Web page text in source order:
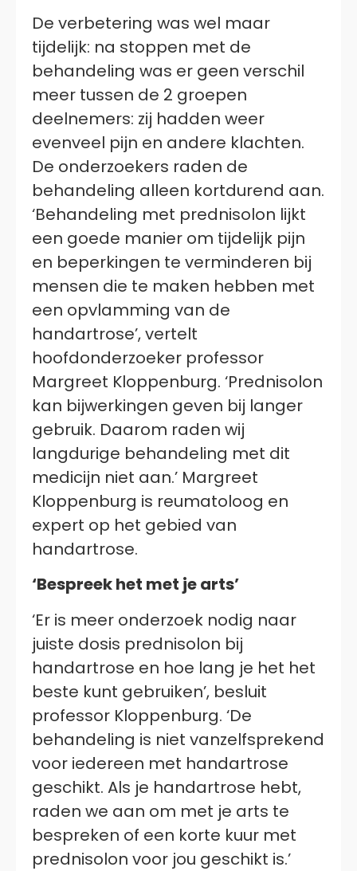
De verbetering was wel maar
tijdelijk: na stoppen met de
behandeling was er geen verschil
meer tussen de 2 groepen
deelnemers: zij hadden weer
evenveel pijn en andere klachten.
De onderzoekers raden de
behandeling alleen kortdurend aan.
‘Behandeling met prednisolon lijkt
een goede manier om tijdelijk pijn
en beperkingen te verminderen bij
mensen die te maken hebben met
een opvlamming van de
handartrose’, vertelt
hoofdonderzoeker professor
Margreet Kloppenburg. ‘Prednisolon
kan bijwerkingen geven bij langer
gebruik. Daarom raden wij
langdurige behandeling met dit
medicijn niet aan.’ Margreet
Kloppenburg is reumatoloog en
expert op het gebied van
handartrose.
‘Bespreek het met je arts’
‘Er is meer onderzoek nodig naar
juiste dosis prednisolon bij
handartrose en hoe lang je het het
beste kunt gebruiken’, besluit
professor Kloppenburg. ‘De
behandeling is niet vanzelfsprekend
voor iedereen met handartrose
geschikt. Als je handartrose hebt,
raden we aan om met je arts te
bespreken of een korte kuur met
prednisolon voor jou geschikt is.’